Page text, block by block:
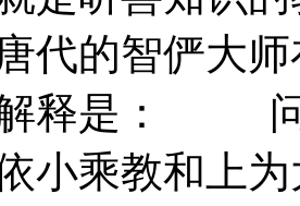
代的智俨大师
解释是：
小乘教和上为